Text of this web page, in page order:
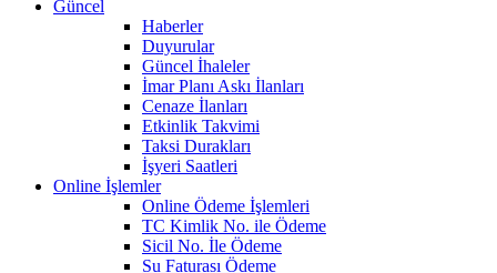
Güncel
Haberler
Duyurular
Güncel İhaleler
İmar Planı Askı İlanları
Cenaze İlanları
Etkinlik Takvimi
Taksi Durakları
İşyeri Saatleri
Online İşlemler
Online Ödeme İşlemleri
TC Kimlik No. ile Ödeme
Sicil No. İle Ödeme
Su Faturası Ödeme